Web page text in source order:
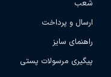
شعب
ارسال و پرداخت
راهنمای سایز
پیگیری مرسولات پستی